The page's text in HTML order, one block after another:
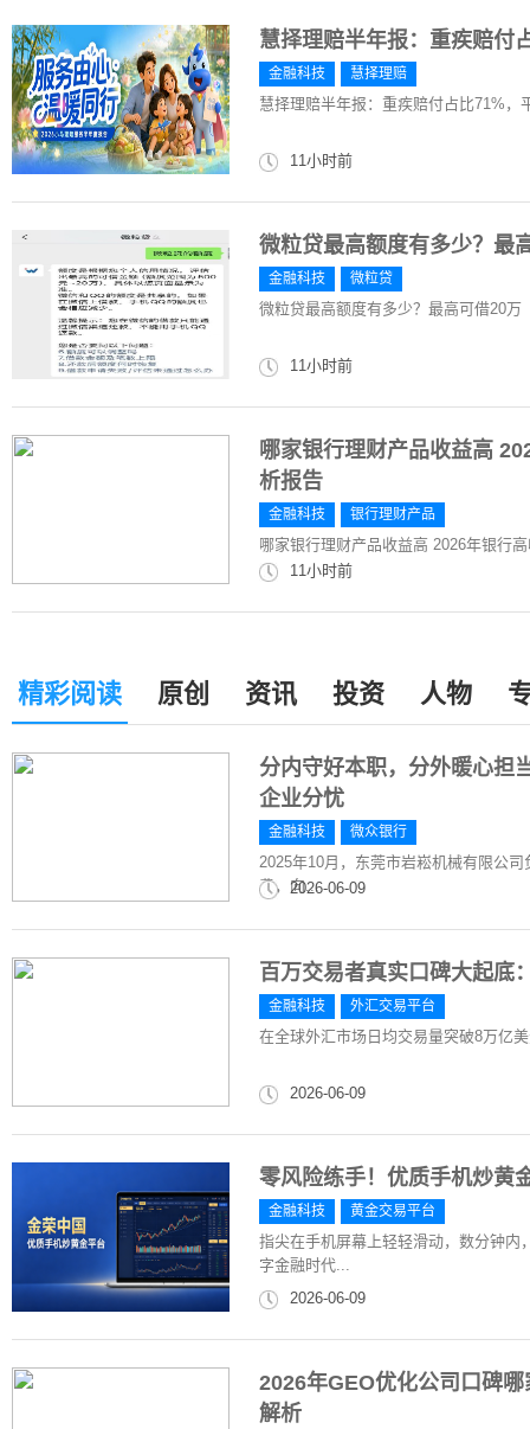
慧择理赔半年报：重疾赔付
金融科技 慧择理赔
慧择理赔半年报：重疾赔付占比71%，
11小时前
微粒贷最高额度有多少？最
金融科技 微粒贷
微粒贷最高额度有多少？最高可借20万
11小时前
哪家银行理财产品收益高
析报告
金融科技 银行理财产品
哪家银行理财产品收益高 2026年银行
11小时前
精彩阅读 原创 资讯 投资 人物
分内守好本职，分外暖心担
企业分忧
金融科技 微众银行
2025年10月，东莞市岩崧机械有限公
费，向...2026-06-09
百万交易者真实口碑大起底
金融科技 外汇交易平台
在全球外汇市场日均交易量突破8万亿
2026-06-09
零风险练手！优质手机炒黄
金融科技 黄金交易平台
指尖在手机屏幕上轻轻滑动，数分钟
字金融时代...
2026-06-09
2026年GEO优化公司口碑
解析